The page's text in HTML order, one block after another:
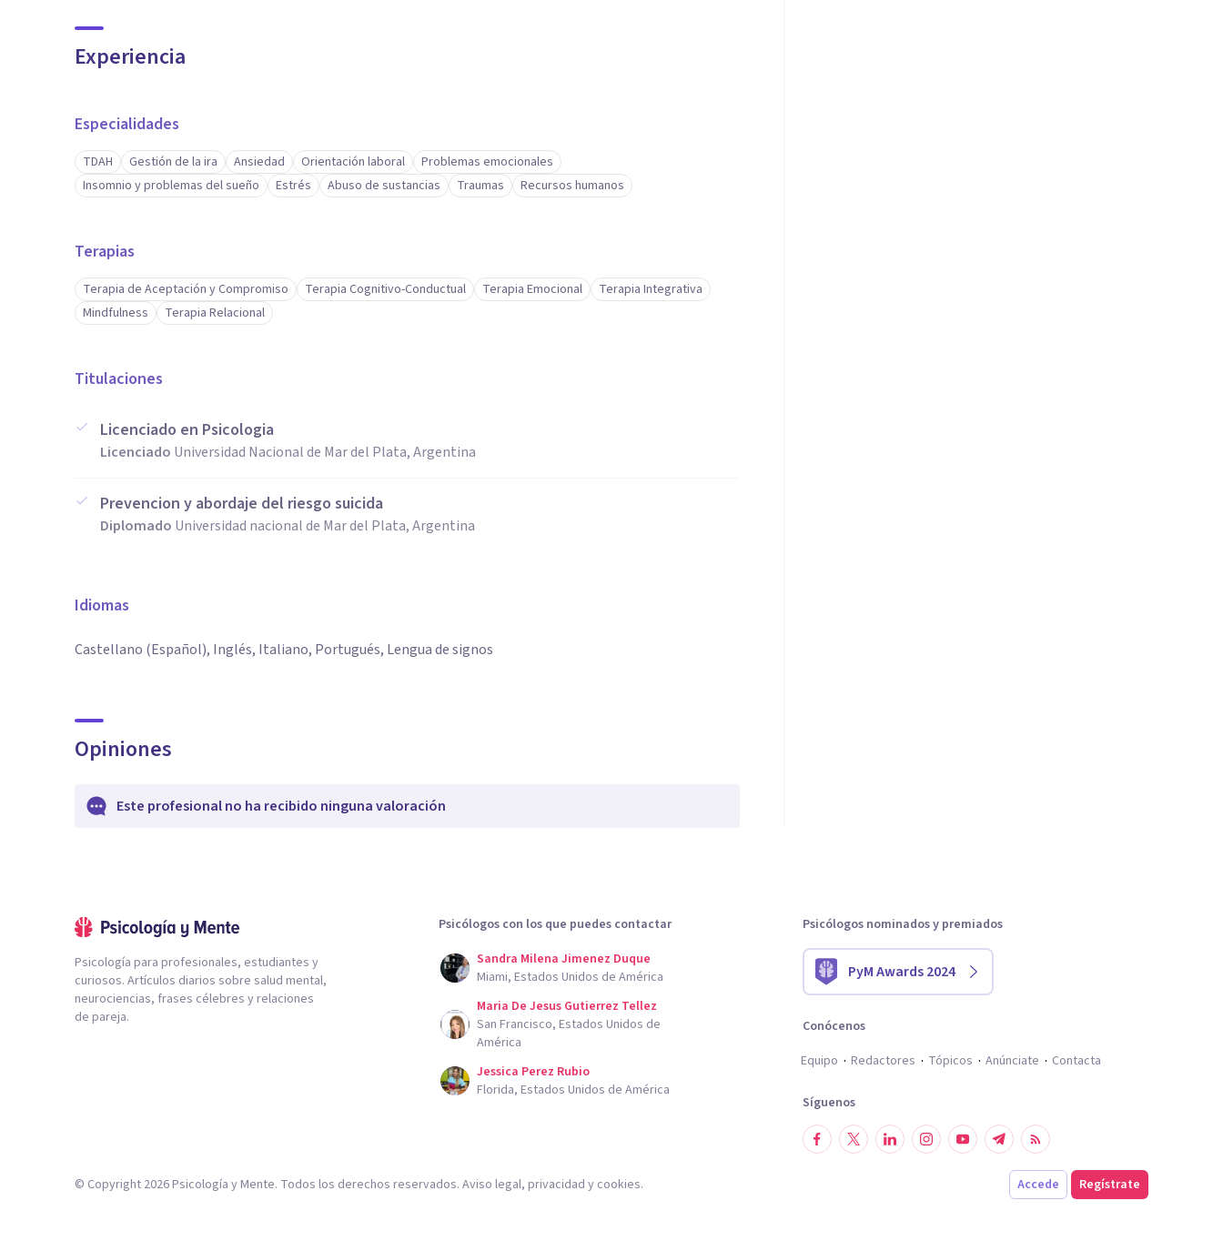
Experiencia
Especialidades
TDAH Gestión de la ira Ansiedad Orientación laboral
Problemas emocionales
Insomnio y problemas del sueño
Estrés Abuso de sustancias Traumas Recursos humanos
Terapias
Terapia de Aceptación y Compromiso Terapia Cognitivo-Conductual Terapia Emocional
Terapia Integrativa
Mindfulness
Terapia Relacional
Titulaciones
Licenciado en Psicologia
Licenciado Universidad Nacional de Mar del Plata, Argentina
Prevencion y abordaje del riesgo suicida
Diplomado Universidad nacional de Mar del Plata, Argentina
Idiomas
Castellano (Español), Inglés, Italiano, Portugués, Lengua de signos
Opiniones
Este profesional no ha recibido ninguna valoración
Psicología para profesionales, estudiantes y
curiosos. Artículos diarios sobre salud mental,
neurociencias, frases célebres y relaciones
de pareja.
Psicólogos con los que puedes contactar
Sandra Milena Jimenez Duque
Miami, Estados Unidos de América
Maria De Jesus Gutierrez Tellez
San Francisco, Estados Unidos de
América
Jessica Perez Rubio
Florida, Estados Unidos de América
Psicólogos nominados y premiados
PyM Awards 2024
Conócenos
Equipo
Redactores Tópicos Anúnciate Contacta
Síguenos
Accede Regístrate
© Copyright 2026Psicología y Mente. Todos los derechos reservados. Aviso legal, privacidad y cookies.